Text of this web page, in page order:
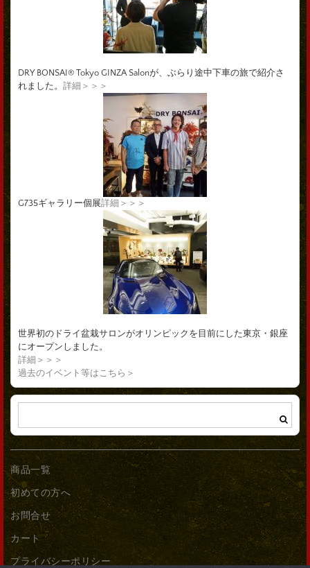
DRY BONSAI® Tokyo GINZA Salonが、ぶらり途中下車の旅で紹介さ
れました。 詳細＞＞＞
G735ギャラリー個展詳細＞＞＞
世界初のドライ盆栽サロンがオリンピックを目前にした東京・銀座
にオープンしました。
詳細＞＞＞
過去のイベント等はこちら＞
商品一覧
初めての方へ
お問合せ
カート
プライバシーポリシー